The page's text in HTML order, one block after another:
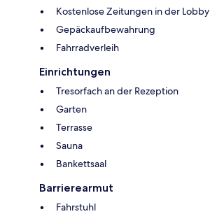
Kostenlose Zeitungen in der Lobby
Gepäckaufbewahrung
Fahrradverleih
Einrichtungen
Tresorfach an der Rezeption
Garten
Terrasse
Sauna
Bankettsaal
Barrierearmut
Fahrstuhl